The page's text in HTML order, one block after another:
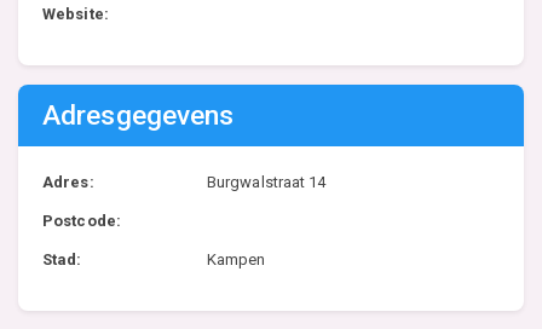
Website:
Adresgegevens
Adres: Burgwalstraat 14
Postcode:
Stad: Kampen